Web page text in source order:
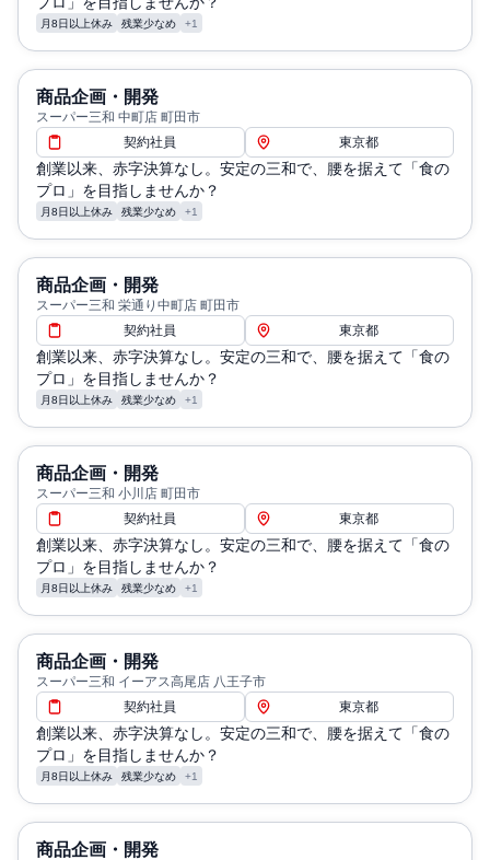
月8日以上休み 残業少なめ +1
商品企画・開発
スーパー三和 中町店 町田市
契約社員
東京都
創業以来、赤字決算なし。安定の三和で、腰を据えて「食の
プロ」を目指しませんか？
月8日以上休み 残業少なめ +1
商品企画・開発
スーパー三和 栄通り中町店 町田市
契約社員
東京都
創業以来、赤字決算なし。安定の三和で、腰を据えて「食の
プロ」を目指しませんか？
月8日以上休み 残業少なめ +1
商品企画・開発
スーパー三和 小川店 町田市
契約社員
東京都
創業以来、赤字決算なし。安定の三和で、腰を据えて「食の
プロ」を目指しませんか？
月8日以上休み 残業少なめ +1
商品企画・開発
スーパー三和 イーアス高尾店 八王子市
契約社員
東京都
創業以来、赤字決算なし。安定の三和で、腰を据えて「食の
プロ」を目指しませんか？
月8日以上休み 残業少なめ +1
商品企画・開発